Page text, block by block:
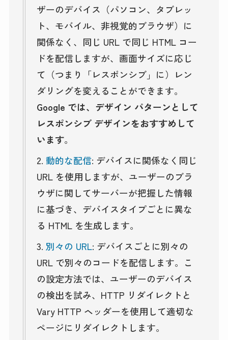
ザーのデバイス（パソコン、タブレッ
ト、モバイル、非視覚的ブラウザ）に
関係なく、同じ URL で同じ HTML コー
ドを配信しますが、画面サイズに応じ
て（つまり「レスポンシブ」に）レン
ダリングを変えることができます。
Google では、デザイン パターンとして
レスポンシブ デザインをおすすめして
います。
2. 動的な配信: デバイスに関係なく同じ
URL を使用しますが、ユーザーのブラ
ウザに関してサーバーが把握した情報
に基づき、デバイスタイプごとに異な
る HTML を生成します。
3. 別々の URL: デバイスごとに別々の
URL で別々のコードを配信します。こ
の設定方法では、ユーザーのデバイス
の検出を試み、HTTP リダイレクトと
Vary HTTP ヘッダーを使用して適切な
ページにリダイレクトします。